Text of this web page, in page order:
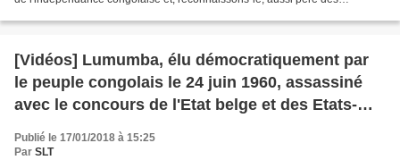
[Vidéos] Lumumba, élu démocratiquement par
le peuple congolais le 24 juin 1960, assassiné
avec le concours de l'Etat belge et des Etats-
Unis le 17 janvier 1961
Publié le 17/01/2018 à 15:25
Par SLT